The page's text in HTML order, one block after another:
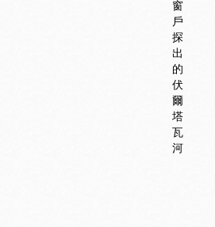
窗
戶
探
出
的
伏
爾
塔
瓦
河